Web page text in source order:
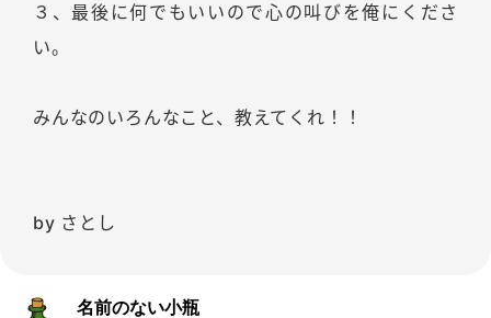
３、最後に何でもいいので心の叫びを俺にくださ
い。
みんなのいろんなこと、教えてくれ！！
by さとし
名前のない小瓶